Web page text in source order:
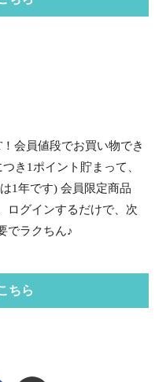
会員値段でお買い物でき
き1ポイント貯まって、
1年です) 会員限定商品
ログインするだけで、次
でラクちん♪
ちら